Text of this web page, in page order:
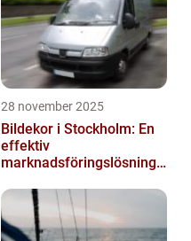
28 november 2025
Bildekor i Stockholm: En
effektiv
marknadsföringslösning